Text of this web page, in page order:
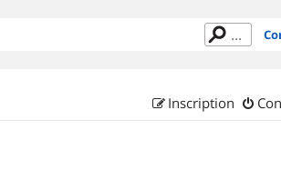
Inscription